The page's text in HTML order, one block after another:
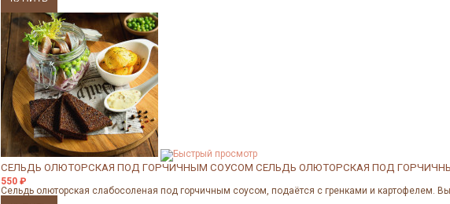
СЕЛЬДЬ ОЛЮТОРСКАЯ ПОД ГОРЧИЧНЫМ СОУСОМ СЕЛЬДЬ ОЛЮТОРСКАЯ ПОД
550 ₽
Сельдь олюторская слабосоленая под горчичным соусом, подаётся с гренками и картофелем.